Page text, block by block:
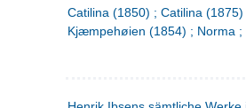
Catilina (1850) ; Catilina
Kjæmpehøien (1854) ; Norma ;